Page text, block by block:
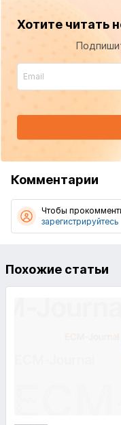
Хотите читать
Комментарии
Чтобы
зарегистрируйтесь
Похожие статьи